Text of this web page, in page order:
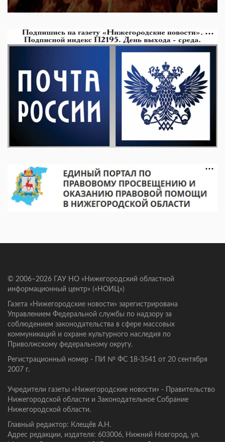
© 2006–2026 ГАУ НО «Нижегородский областной
информационный центр» («НОИЦ»)
Газета «Нижегородские новости» зарегистрирована
Управлением Федеральной службы по надзору за
соблюдением законодательства в сфере массовых
коммуникаций и охране культурного наследия по
Приволжскому федеральному округу.
Регистрационный номер - ПИ № ФС 18-3541 от 20 сентября
2007 г.
Учредители газеты «Нижегородские новости» - Правительство
Нижегородской области и Законодательное Собрание
Нижегородской области.
Главный редактор: Клещёв А.Н.
Адрес редакции, издателя: 603006, Нижний Новгород, ул.